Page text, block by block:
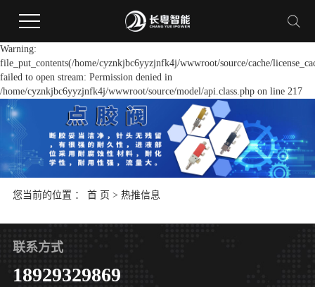
Warning:
file_put_contents(/home/cyznkjbc6yyzjnfk4j/wwwroot/source/cache/
failed to open stream: Permission denied in
/home/cyznkjbc6yyzjnfk4j/wwwroot/source/model/api.class.php on line 217
您当前的位置 ： 首 页 > 热推信息
联系方式
18929329869